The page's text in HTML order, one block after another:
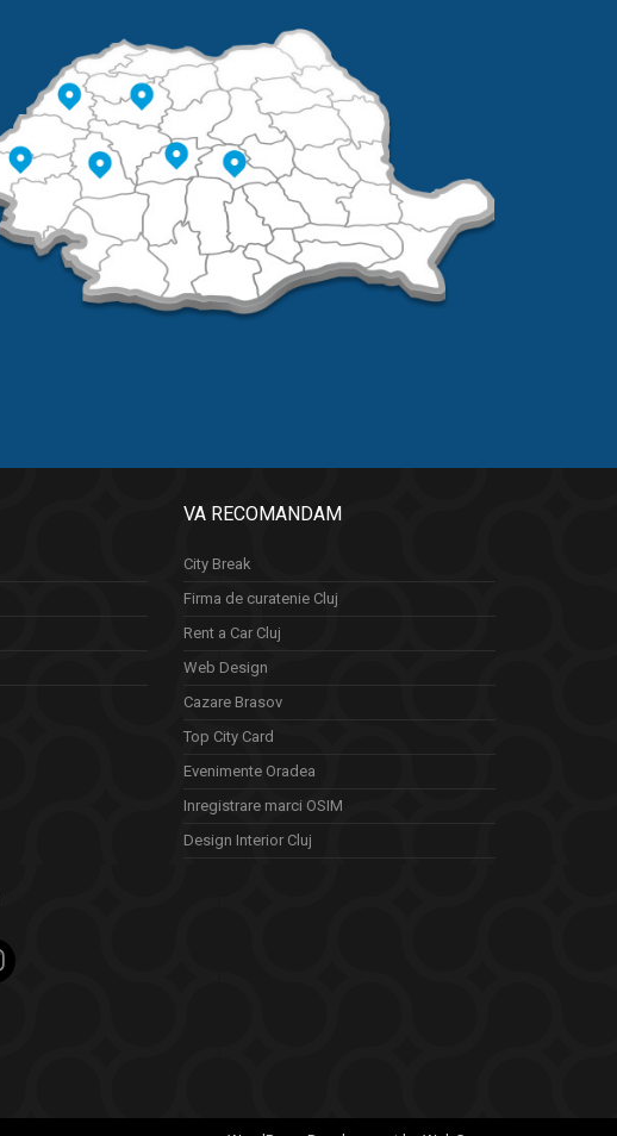
VA RECOMANDAM
City Break
Firma de curatenie Cluj
Rent a Car Cluj
Web Design
Cazare Brasov
Top City Card
Evenimente Oradea
Inregistrare marci OSIM
Design Interior Cluj